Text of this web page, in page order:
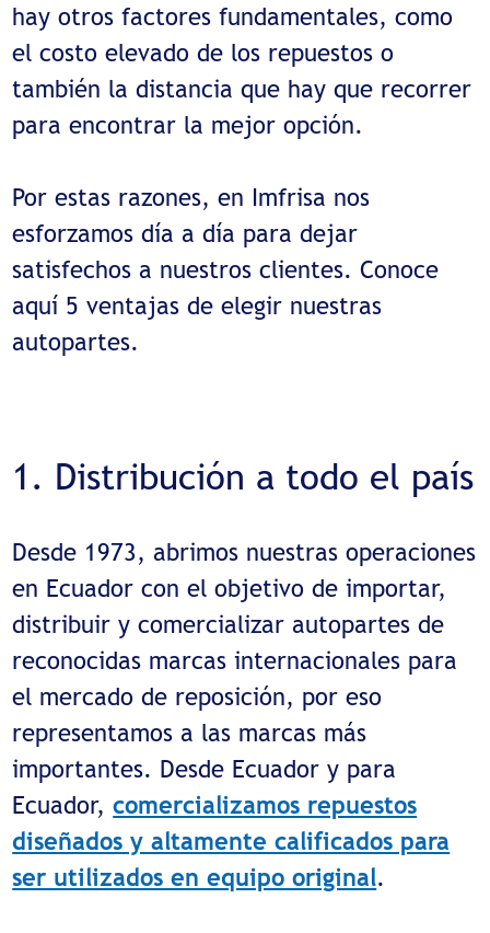
hay otros factores fundamentales, como
el costo elevado de los repuestos o
también la distancia que hay que recorrer
para encontrar la mejor opción.
Por estas razones, en Imfrisa nos
esforzamos día a día para dejar
satisfechos a nuestros clientes. Conoce
aquí 5 ventajas de elegir nuestras
autopartes.
1. Distribución a todo el país
Desde 1973, abrimos nuestras operaciones
en Ecuador con el objetivo de importar,
distribuir y comercializar autopartes de
reconocidas marcas internacionales para
el mercado de reposición, por eso
representamos a las marcas más
importantes. Desde Ecuador y para
Ecuador,comercializamos repuestos
diseñados y altamente calificados para
ser utilizados en equipo original.